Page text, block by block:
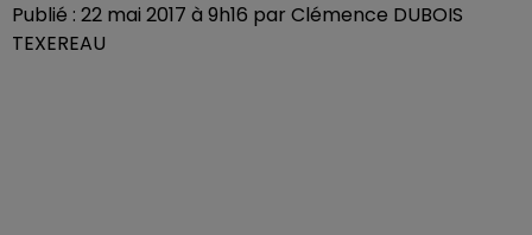
Publié : 22 mai 2017 à 9h16 par Clémence DUBOIS
TEXEREAU